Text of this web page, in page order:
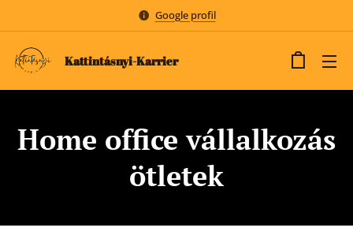
Google profil
Kattintásnyi-Karrier
Home office vállalkozás
ötletek